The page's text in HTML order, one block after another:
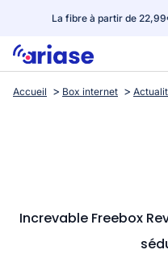
La fibre à partir de
Box internet
Streaming
Accueil Box internet
Increvable Freebox